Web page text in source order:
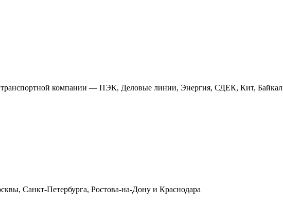
транспортной компании — ПЭК, Деловые линии, Энергия, СДЕК, Кит, Байкал
Санкт-Петербурга, Ростова-на-Дону и Краснодара